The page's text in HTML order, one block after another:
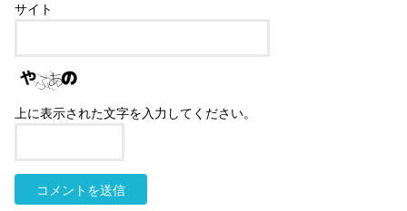
サイト
上に表示された文字を入力してください。